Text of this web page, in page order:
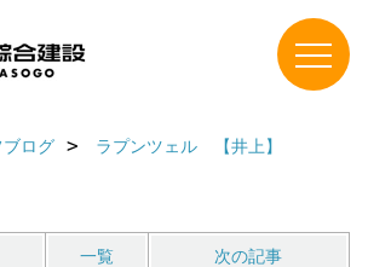
ブログ ラプンツェル 【井上】
一覧 次の記事